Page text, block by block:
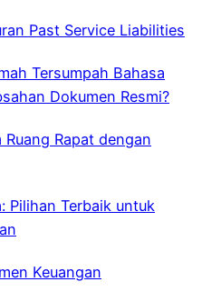
Past Service Liabilities
Tersumpah Bahasa
Dokumen Resmi?
Rapat dengan
Pilihan Terbaik untuk
Keuangan